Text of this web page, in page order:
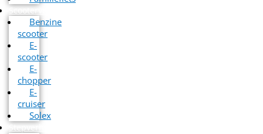
Scooterverhuur
Benzine
scooter
E-
scooter
E-
chopper
E-
cruiser
Solex
Stepverhuur